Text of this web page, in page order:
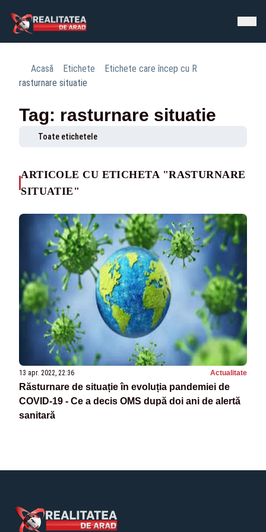
Acasă Etichete
Etichete care încep cu R
rasturnare situatie
Tag: rasturnare situatie
Toate etichetele
ARTICOLE CU ETICHETA "RASTURNARE
SITUATIE"
13 apr. 2022, 22:36 Actualitate
Răsturnare de situație în evoluția pandemiei de
COVID-19 - Ce a decis OMS după doi ani de alertă
sanitară